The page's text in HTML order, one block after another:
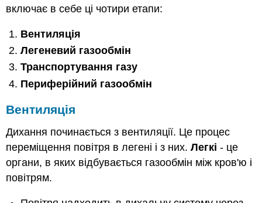
включає в себе ці чотири етапи:
Вентиляція
Легеневий газообмін
Транспортування газу
Периферійний газообмін
Вентиляція
Дихання починається з вентиляції. Це процес
переміщення повітря в легені і з них.Легкі - це
органи, в яких відбувається газообмін між кров'ю і
повітрям.